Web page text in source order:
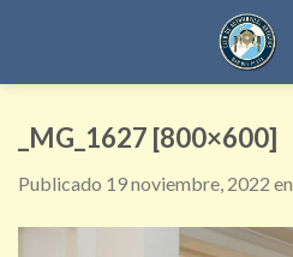
_MG_1627 [800×600]
Publicado 19 noviembre, 2022 en